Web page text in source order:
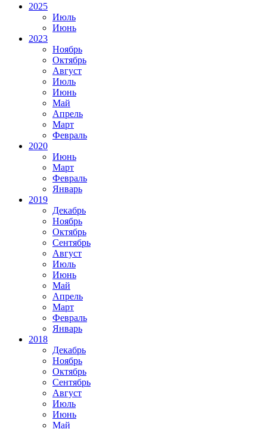
2025
Июль
Июнь
2023
Ноябрь
Октябрь
Август
Июль
Июнь
Май
Апрель
Март
Февраль
2020
Июнь
Март
Февраль
Январь
2019
Декабрь
Ноябрь
Октябрь
Сентябрь
Август
Июль
Июнь
Май
Апрель
Март
Февраль
Январь
2018
Декабрь
Ноябрь
Октябрь
Сентябрь
Август
Июль
Июнь
Май